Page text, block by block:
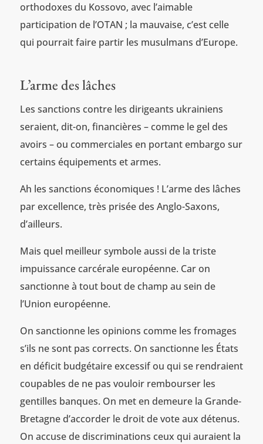
orthodoxes du Kossovo, avec l’aimable
participation de l’OTAN ; la mauvaise, c’est celle
qui pourrait faire partir les musulmans d’Europe.
L’arme des lâches
Les sanctions contre les dirigeants ukrainiens
seraient, dit-on, financières – comme le gel des
avoirs – ou commerciales en portant embargo sur
certains équipements et armes.
Ah les sanctions économiques ! L’arme des lâches
par excellence, très prisée des Anglo-Saxons,
d’ailleurs.
Mais quel meilleur symbole aussi de la triste
impuissance carcérale européenne. Car on
sanctionne à tout bout de champ au sein de
l’Union européenne.
On sanctionne les opinions comme les fromages
s’ils ne sont pas corrects. On sanctionne les États
en déficit budgétaire excessif ou qui se rendraient
coupables de ne pas vouloir rembourser les
gentilles banques. On met en demeure la Grande-
Bretagne d’accorder le droit de vote aux détenus.
On accuse de discriminations ceux qui auraient la